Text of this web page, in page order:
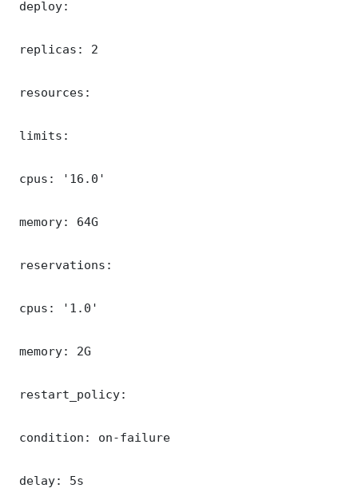
deploy:
replicas: 2
resources:
limits:
cpus: '16.0'
memory: 64G
reservations:
cpus: '1.0'
memory: 2G
restart_policy:
condition: on-failure
delay: 5s